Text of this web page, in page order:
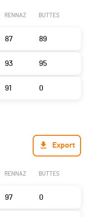
RENNAZ BUTTES
87 89
93 95
91 0
Export
RENNAZ BUTTES
97 0